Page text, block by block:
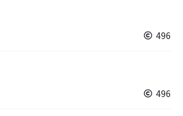
496
496